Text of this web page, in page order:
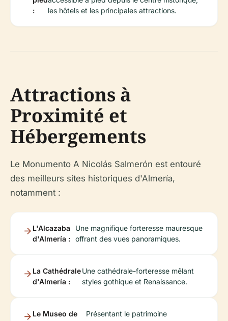
:
les hôtels et les principales attractions.
Attractions à
Proximité et
Hébergements
Le Monumento A Nicolás Salmerón est entouré
des meilleurs sites historiques d'Almería,
notamment :
L'Alcazaba
d'Almería :
Une magnifique forteresse mauresque
offrant des vues panoramiques.
La Cathédrale
d'Almería :
Une cathédrale-forteresse mêlant
styles gothique et Renaissance.
Le Museo de
Présentant le patrimoine